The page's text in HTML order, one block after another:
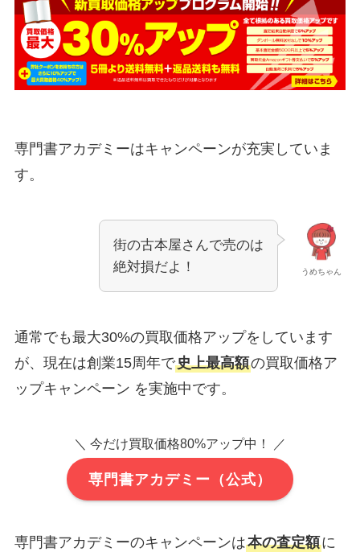
専門書アカデミーはキャンペーンが充実していま
す。
うめちゃん
街の古本屋さんで売のは
絶対損だよ！
通常でも最大30%の買取価格アップをしています
が、現在は創業15周年で史上最高額の買取価格ア
ップキャンペーン を実施中です。
＼ 今だけ買取価格80%アップ中！ ／
専門書アカデミー（公式）
専門書アカデミーのキャンペーンは本の査定額に